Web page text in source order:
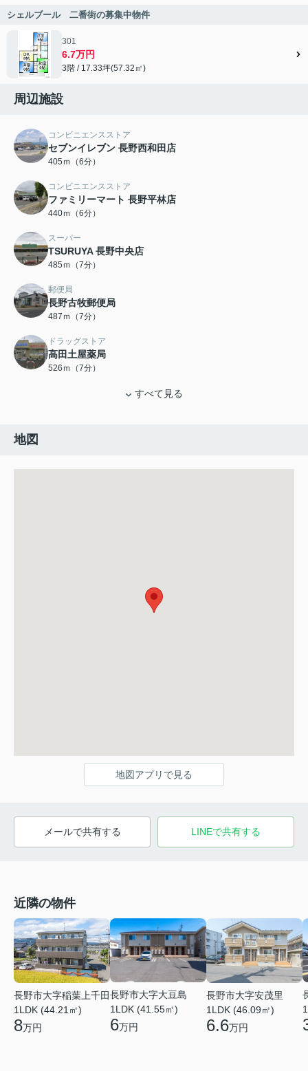
シェルブール 二番街の募集中物件
301
6.7万円
3階 / 17.33坪(57.32㎡)
周辺施設
コンビニエンスストア
セブンイレブン 長野西和田店
405ｍ（6分）
コンビニエンスストア
ファミリーマート 長野平林店
440ｍ（6分）
スーパー
TSURUYA 長野中央店
485ｍ（7分）
郵便局
長野古牧郵便局
487ｍ（7分）
ドラッグストア
高田土屋薬局
526ｍ（7分）
すべて見る
地図
地図アプリで見る
メールで共有する LINEで共有する
近隣の物件
長野市大字稲葉上千田
1LDK (44.21㎡)
8万円
長野市大字大豆島
1LDK (41.55㎡)
6万円
長野市大字安茂里
1LDK (46.09㎡)
6.6万円